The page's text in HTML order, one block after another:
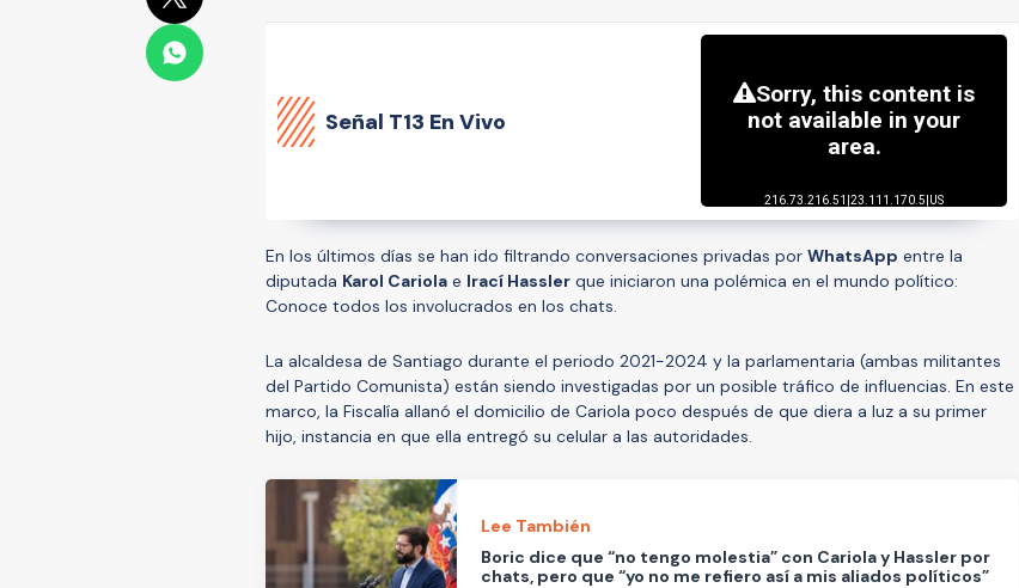
Señal T13 En Vivo
En los últimos días se han ido filtrando conversaciones privadas por WhatsApp entre la
diputada Karol Cariola e Irací Hassler que iniciaron una polémica en el mundo político:
Conoce todos los involucrados en los chats.
La alcaldesa de Santiago durante el periodo 2021-2024 y la parlamentaria (ambas militantes
del Partido Comunista) están siendo investigadas por un posible tráfico de influencias. En este
marco, la Fiscalía allanó el domicilio de Cariola poco después de que diera a luz a su primer
hijo, instancia en que ella entregó su celular a las autoridades.
Lee También
Boric dice que “no tengo molestia” con Cariola y Hassler por
chats, pero que “yo no me refiero así a mis aliados políticos”